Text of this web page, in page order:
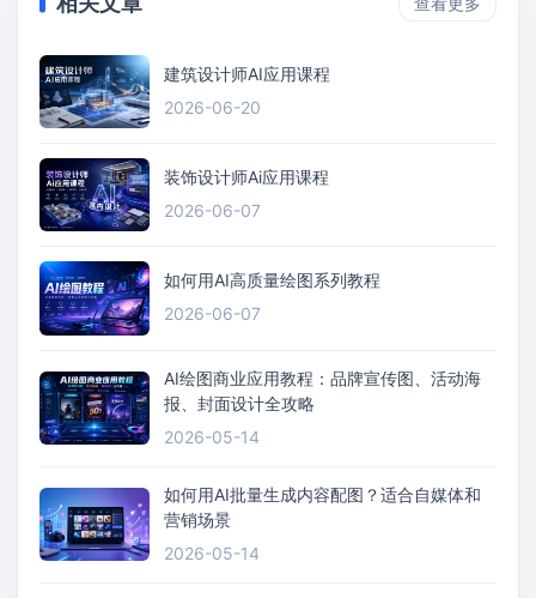
建筑设计师AI应用课程
2026-06-20
装饰设计师Ai应用课程
2026-06-07
如何用AI高质量绘图系列教程
2026-06-07
AI绘图商业应用教程：品牌宣传图、活动海
报、封面设计全攻略
2026-05-14
如何用AI批量生成内容配图？适合自媒体和
营销场景
2026-05-14